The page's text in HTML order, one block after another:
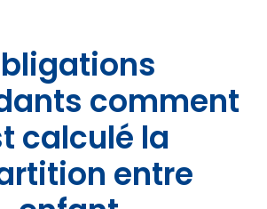
Contactez-nous
comment
calculé la
entre